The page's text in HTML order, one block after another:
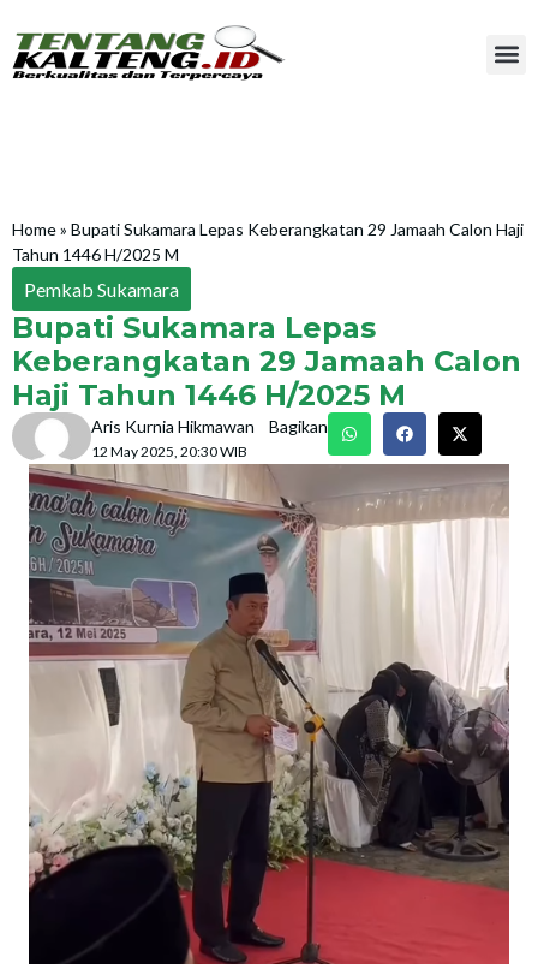
Home» Bupati Sukamara Lepas Keberangkatan 29 Jamaah Calon Haji
Tahun 1446 H/2025 M
Pemkab Sukamara
Bupati Sukamara Lepas
Keberangkatan 29 Jamaah Calon
Haji Tahun 1446 H/2025 M
Aris Kurnia Hikmawan
12 May 2025, 20:30 WIB
Bagikan